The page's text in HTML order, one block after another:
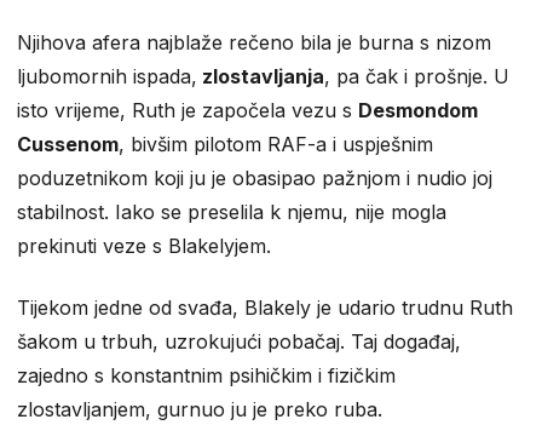
Njihova afera najblaže rečeno bila je burna s nizom
ljubomornih ispada, zlostavljanja, pa čak i prošnje. U
isto vrijeme, Ruth je započela vezu s Desmondom
Cussenom, bivšim pilotom RAF-a i uspješnim
poduzetnikom koji ju je obasipao pažnjom i nudio joj
stabilnost. Iako se preselila k njemu, nije mogla
prekinuti veze s Blakelyjem.
Tijekom jedne od svađa, Blakely je udario trudnu Ruth
šakom u trbuh, uzrokujući pobačaj. Taj događaj,
zajedno s konstantnim psihičkim i fizičkim
zlostavljanjem, gurnuo ju je preko ruba.